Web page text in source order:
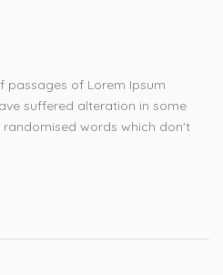
passages of Lorem Ipsum
suffered alteration in some
words which don't